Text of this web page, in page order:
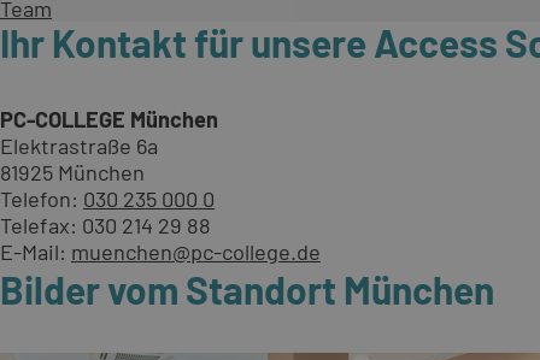
Team
Ihr Kontakt für unsere Access
PC-COLLEGE München
Elektrastraße 6a
81925 München
Telefon: 030 235 000 0
Telefax: 030 214 29 88
E-Mail: muenchen@pc-college.de
Bilder vom Standort München